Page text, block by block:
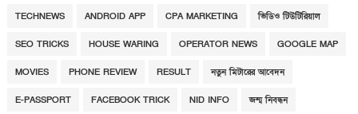
TECHNEWS ANDROID APP CPA MARKETING ভিডিও টিউটিরিয়াল
SEO TRICKS HOUSE WARING OPERATOR NEWS GOOGLE MAP
MOVIES PHONE REVIEW RESULT নতুন মিটারের আবেদন
E-PASSPORT FACEBOOK TRICK NID INFO জন্ম নিবন্ধন